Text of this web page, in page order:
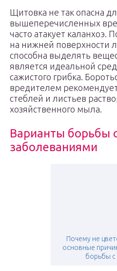
Щитовка не так опасна
вышеперечисленных
часто атакует каланхоэ.
на нижней поверхности
способна выделять
является идеальной
сажистого грибка.
вредителем
стеблей и листьев
хозяйственного мыла.
Варианты борьбы
заболеваниями
Почему не
основные
борьбы с